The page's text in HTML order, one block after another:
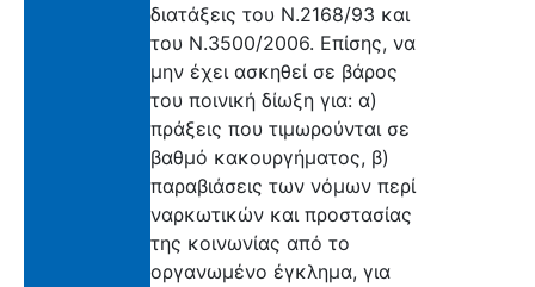
διατάξεις του Ν.2168/93 και
του Ν.3500/2006. Επίσης, να
μην έχει ασκηθεί σε βάρος
του ποινική δίωξη για: α)
πράξεις που τιμωρούνται σε
βαθμό κακουργήματος, β)
παραβιάσεις των νόμων περί
ναρκωτικών και προστασίας
της κοινωνίας από το
οργανωμένο έγκλημα, για